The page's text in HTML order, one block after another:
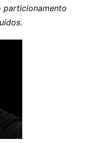
particionamento